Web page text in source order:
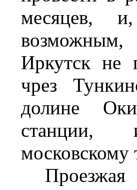
месяцев,
Иркутск не
чрез
долине
московскому